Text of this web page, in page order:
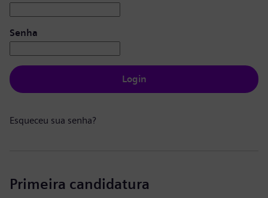
Senha
Login
Esqueceu sua senha?
Primeira candidatura